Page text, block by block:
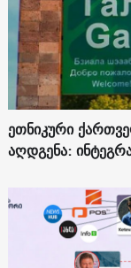
ეთნიკური
აღდგენა: